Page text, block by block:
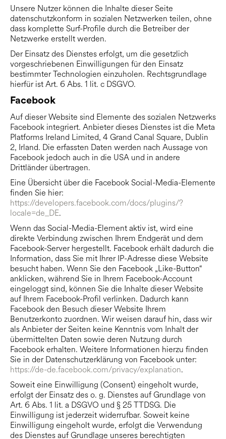
Unsere Nutzer können die Inhalte dieser Seite
datenschutzkonform in sozialen Netzwerken teilen, ohne
dass komplette Surf-Profile durch die Betreiber der
Netzwerke erstellt werden.
Der Einsatz des Dienstes erfolgt, um die gesetzlich
vorgeschriebenen Einwilligungen für den Einsatz
bestimmter Technologien einzuholen. Rechtsgrundlage
hierfür ist Art. 6 Abs. 1 lit. c DSGVO.
Facebook
Auf dieser Website sind Elemente des sozialen Netzwerks
Facebook integriert. Anbieter dieses Dienstes ist die Meta
Platforms Ireland Limited, 4 Grand Canal Square, Dublin
2, Irland. Die erfassten Daten werden nach Aussage von
Facebook jedoch auch in die USA und in andere
Drittländer übertragen.
Eine Übersicht über die Facebook Social-Media-Elemente
finden Sie hier:
https://developers.facebook.com/docs/plugins/?
locale=de_DE.
Wenn das Social-Media-Element aktiv ist, wird eine
direkte Verbindung zwischen Ihrem Endgerät und dem
Facebook-Server hergestellt. Facebook erhält dadurch die
Information, dass Sie mit Ihrer IP-Adresse diese Website
besucht haben. Wenn Sie den Facebook „Like-Button“
anklicken, während Sie in Ihrem Facebook-Account
eingeloggt sind, können Sie die Inhalte dieser Website
auf Ihrem Facebook-Profil verlinken. Dadurch kann
Facebook den Besuch dieser Website Ihrem
Benutzerkonto zuordnen. Wir weisen darauf hin, dass wir
als Anbieter der Seiten keine Kenntnis vom Inhalt der
übermittelten Daten sowie deren Nutzung durch
Facebook erhalten. Weitere Informationen hierzu finden
Sie in der Datenschutzerklärung von Facebook unter:
https://de-de.facebook.com/privacy/explanation.
Soweit eine Einwilligung (Consent) eingeholt wurde,
erfolgt der Einsatz des o. g. Dienstes auf Grundlage von
Art. 6 Abs. 1 lit. a DSGVO und § 25 TTDSG. Die
Einwilligung ist jederzeit widerrufbar. Soweit keine
Einwilligung eingeholt wurde, erfolgt die Verwendung
des Dienstes auf Grundlage unseres berechtigten